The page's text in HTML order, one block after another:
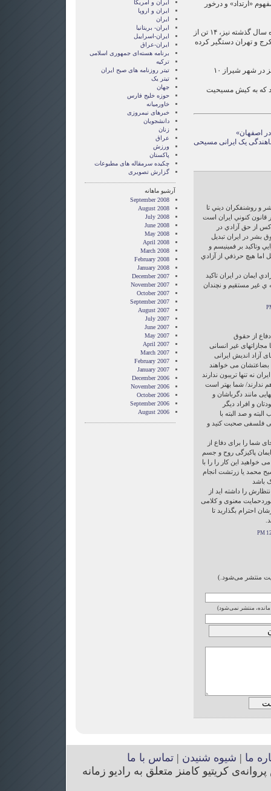
«ارتداد» و درخور
مقامات امنیتی ایران در ۱۹ آذرماه سال‌ گذشته نیز، ۱۴ تن از
و تهران دستگیر کرده
در ۲۲ اردیبهشت‌ماه سال‌جاری نیز در شهر شیراز ۱۰
که به کیش مسیحیت
یک ایرانی مسیحی‌
و روشنفكران ديني تا
قانون كنوني ايران است
از حق آزادي در
بشر در ايران تبديل
وتاكيد بر فمينيسم و
اما هيچ حرذفي از آزادي
ايمان در ايران تاكيد
ي غير مستقيم و نچندان
دفاع از حقوق
مجازاتهای غیر انسانی
آزاد اندیش ایرانی
بضاعتشان می خواهند
نه تنها تریبون ندارند
ندارند/ شما بهتر است
مانند دگرباشان و
و افراد دیگر
البته و صد البته با
فلسفی صحبت کنید و
شما را برای دفاع از
پاکیزگی روح و جسم
خواهید این کار را را با
محمد یا زرتشت انجام
باشد
را داشته اید از
معنوی و کلامی
احترام بگذارید تا
منتشر می‌شود.)
مانده، منتشر نمی‌شود)
ايران و آمريکا
ايران و اروپا
ایران
ایران- بریتانیا
ایران-اسراییل
ایران-عراق
برنامه هسته‌ای جمهوری اسلامی
ترکیه
تیتر روزنامه های صبح ایران
تیتر یک
جهان
حوزه خلیج فارس
خاورمیانه
خبرهای نیمروزی
دانشجویان
زنان
عراق
ورزش
پاکستان
چکیده سرمقاله های مطبوعات
گزارش تصويری
آرشیو ماهانه
September 2008
August 2008
July 2008
June 2008
May 2008
April 2008
March 2008
February 2008
January 2008
December 2007
November 2007
October 2007
September 2007
August 2007
July 2007
June 2007
May 2007
April 2007
March 2007
February 2007
January 2007
December 2006
November 2006
October 2006
September 2006
August 2006
ما | شیوه شنیدن |تماس با ما
کریتیو کامنز متعلق به رادیو زمانه